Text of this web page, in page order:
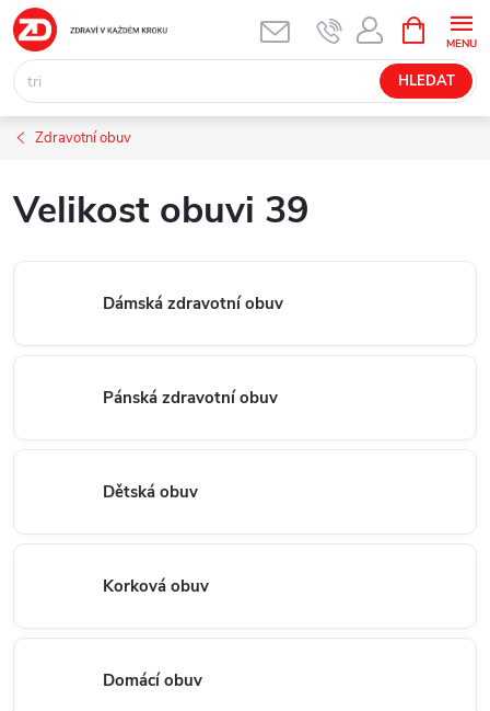
Přejít
na
obsah
HLEDAT
NÁKUPNÍ
KOŠÍK
Zdravotní obuv
Velikost obuvi 39
Dámská zdravotní obuv
Pánská zdravotní obuv
Dětská obuv
Korková obuv
Domácí obuv